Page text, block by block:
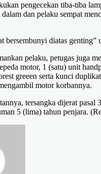
pengecekan tiba-tiba
dan pelaku sempat
bersembunyi diatas
pelaku, petugas juga
motor, 1 (satu) unit
greeen serta kunci
motor korbannya.
tersangka dijerat pasal
5 (lima) tahun penjara.